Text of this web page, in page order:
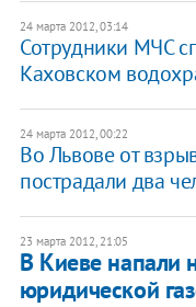
24 марта 2012, 03:14
Сотрудники МЧС
Каховском
24 марта 2012, 00:22
Во Львове от
пострадали два
23 марта 2012, 21:05
В Киеве напали
юридической